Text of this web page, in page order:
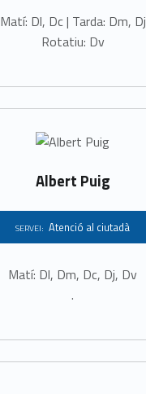
Matí: Dl, Dc | Tarda: Dm, Dj
Rotatiu: Dv
Albert Puig
SERVEI: Atenció al ciutadà
Matí: Dl, Dm, Dc, Dj, Dv
.